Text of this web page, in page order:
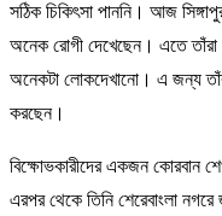
সঠিক চিকিৎসা পাননি। আজ
অনেক রোগী দেখেছেন। এতে তাঁরা
অনেকটা লোকদেখানো। এ জন্য তাঁরা
করছেন।
বিক্ষোভকারীদের একজন কোরবান
এরপর থেকে তিনি শেরেবাংলা